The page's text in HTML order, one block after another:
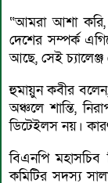
“আমরা আশা করি,
দেশের সম্পর্ক
আছে, সেই
হুমায়ুন কবীর
অঞ্চলে শান্তি,
ডিটেইলস নয়।
বিএনপি
কমিটির সদস্য